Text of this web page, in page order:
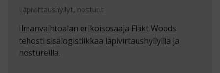
Läpivirtaushyllyt, nosturit
Ilmanvaihtoalan erikoisosaaja Fläkt Woods
tehosti sisälogistiikkaa läpivirtaushyllyillä ja
nostureilla.